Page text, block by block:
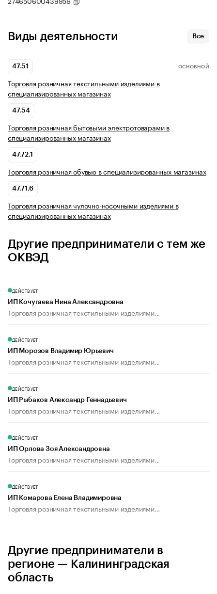
Виды деятельности Все
47.51 ОСНОВНОЙ
Торговля розничная текстильными изделиями в
специализированных магазинах
47.54
Торговля розничная бытовыми электротоварами в
специализированных магазинах
47.72.1
Торговля розничная обувью в специализированных магазинах
47.71.6
Торговля розничная чулочно-носочными изделиями в
специализированных магазинах
Другие предприниматели с тем же
ОКВЭД
ДЕЙСТВУЕТ
ИП Кочугаева Нина Александровна
Торговля розничная текстильными изделиями...
ДЕЙСТВУЕТ
ИП Морозов Владимир Юрьевич
Торговля розничная текстильными изделиями...
ДЕЙСТВУЕТ
ИП Рыбаков Александр Геннадьевич
Торговля розничная текстильными изделиями...
ДЕЙСТВУЕТ
ИП Орлова Зоя Александровна
Торговля розничная текстильными изделиями...
ДЕЙСТВУЕТ
ИП Комарова Елена Владимировна
Торговля розничная текстильными изделиями...
Другие предприниматели в
регионе — Калининградская
область